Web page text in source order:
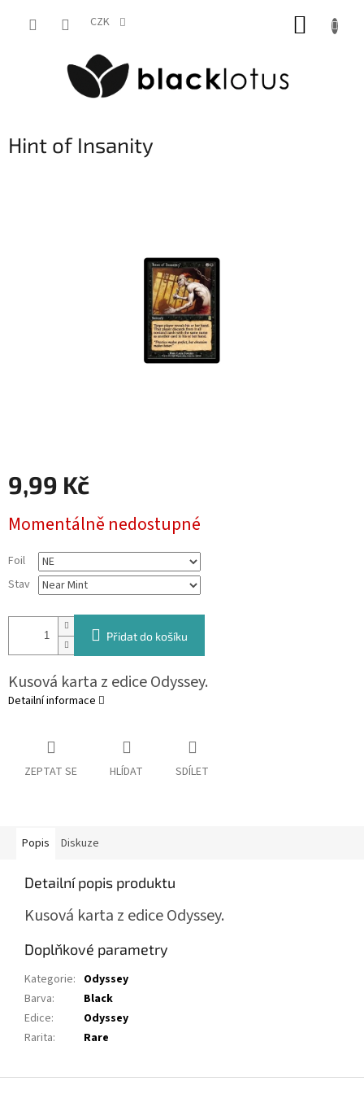
CZK
Hint of Insanity
9,99 Kč
cena:
Momentálně nedostupné
Foil
Stav
Přidat do košíku
Kusová karta z edice Odyssey.
Detailní informace
ZEPTAT SE HLÍDAT SDÍLET
Popis Diskuze
Detailní popis produktu
Kusová karta z edice Odyssey.
Doplňkové parametry
Kategorie: Odyssey
Barva:
Black
Edice:
Odyssey
Rarita: Rare